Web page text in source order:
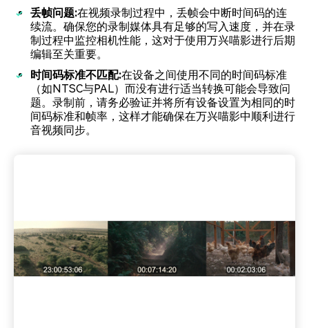
丢帧问题:在视频录制过程中，丢帧会中断时间码的连
续流。确保您的录制媒体具有足够的写入速度，并在录
制过程中监控相机性能，这对于使用万兴喵影进行后期
编辑至关重要。
时间码标准不匹配:在设备之间使用不同的时间码标准
（如NTSC与PAL）而没有进行适当转换可能会导致问
题。录制前，请务必验证并将所有设备设置为相同的时
间码标准和帧率，这样才能确保在万兴喵影中顺利进行
音视频同步。